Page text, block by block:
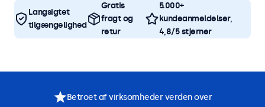
Langsigtet
tilgængelighed
Gratis
fragt og
retur
5.000+
kundeanmeldelser,
4,8/5 stjerner
Betroet af virksomheder verden over